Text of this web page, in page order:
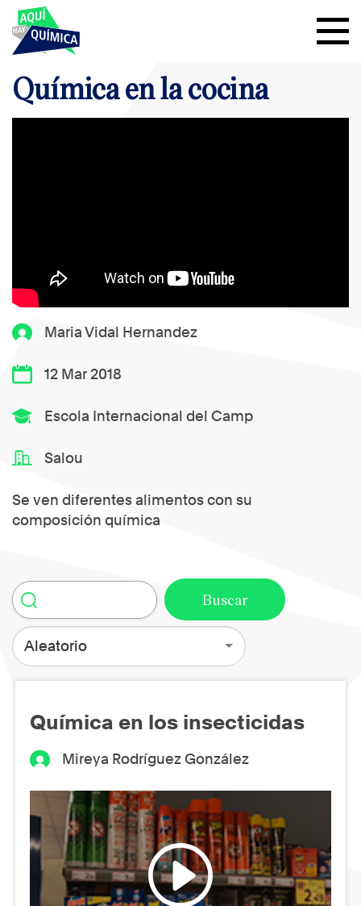
Maria Vidal Hernandez
12 Mar 2018
Escola Internacional del Camp
Salou
Se ven diferentes alimentos con su
composición química
Química en la cocina
Aleatorio
Química en los insecticidas
Mireya Rodríguez González